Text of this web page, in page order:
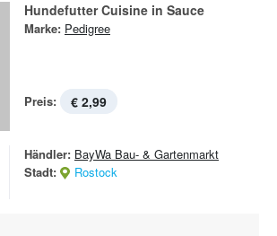
Hundefutter Cuisine in Sauce
Marke: Pedigree
Preis: € 2,99
Händler: BayWa Bau- & Gartenmarkt
Stadt:
Rostock